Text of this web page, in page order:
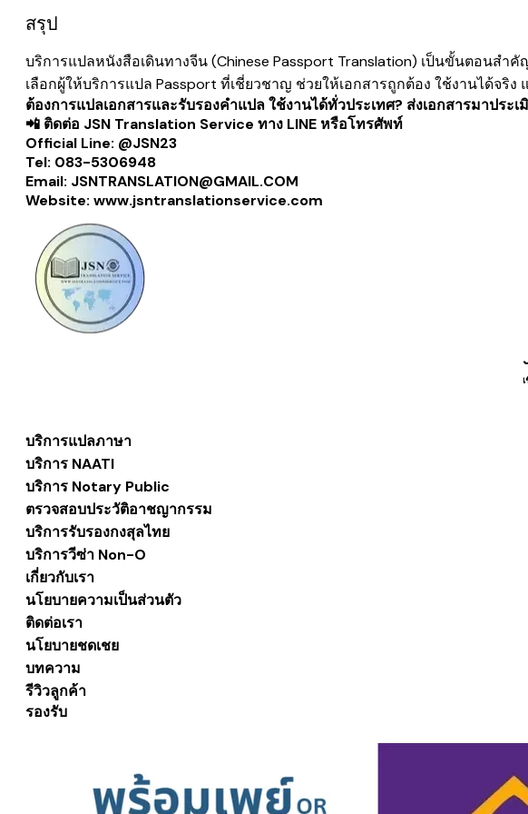
สรุป
บริการแปลหนังสือเดินทางจีน (Chinese Passport Translation) เป็นขั้นตอนส
เลือกผู้ให้บริการแปล Passport ที่เชี่ยวชาญ ช่วยให้เอกสารถูกต้อง ใช้งานได้จริง
ต้องการแปลเอกสารและรับรองคำแปลใช้งานได้ทั่วประเทศ? ส่งเอกสารมาประ
📲 ติดต่อ JSN Translation Service ทาง LINE หรือโทรศัพท์
Official Line: @JSN23
Tel: 083-5306948
Email: JSNTRANSLATION@GMAIL.COM
Website: www.jsntranslationservice.com
บริการแปลภาษา
บริการ NAATI
บริการ Notary Public
ตรวจสอบประวัติอาชญากรรม
บริการรับรองกงสุลไทย
บริการวีซ่า Non-O
เกี่ยวกับเรา
นโยบายความเป็นส่วนตัว
ติดต่อเรา
นโยบายชดเชย
บทความ
รีวิวลูกค้า
รองรับ